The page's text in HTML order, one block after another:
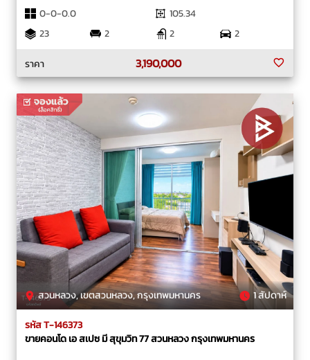
0-0-0.0
105.34
23
2 2
2
ราคา
3,190,000
สวนหลวง, เขตสวนหลวง, กรุงเทพมหานคร 1 สัปดาห์
รหัส T-146373
ขายคอนโด เอ สเปซ มี สุขุมวิท 77 สวนหลวง กรุงเทพมหานคร